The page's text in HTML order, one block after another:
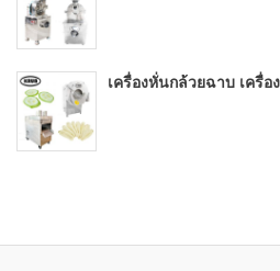
เครื่องหั่นกล้วยฉาบ เครื่